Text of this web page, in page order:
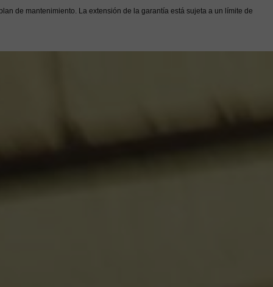
de mantenimiento. La extensión de la garantía está sujeta a un límite de